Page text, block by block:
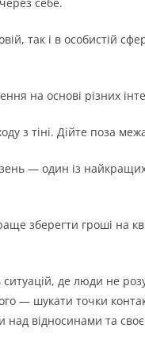
так і в особистій
на основі різних
з тіні. Дійте поза
— один із найкращих
зберегти гроші на
де люди не
— шукати точки
відносинами та